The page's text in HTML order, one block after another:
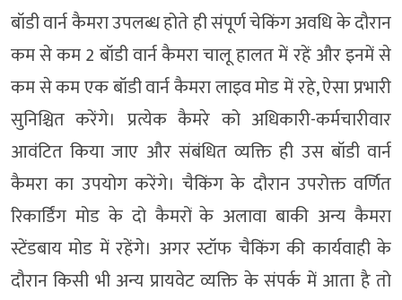
बॉडी वार्न कैमरा उपलब्ध होते ही संपूर्ण चेकिंग अवधि के दौरान
कम से कम 2 बॉडी वार्न कैमरा चालू हालत में रहें और इनमें से
कम से कम एक बॉडी वार्न कैमरा लाइव मोड में रहे, ऐसा प्रभारी
सुनिश्चित करेंगे। प्रत्येक कैमरे को अधिकारी-कर्मचारीवार
आवंटित किया जाए और संबंधित व्यक्ति ही उस बॉडी वार्न
कैमरा का उपयोग करेंगे। चैकिंग के दौरान उपरोक्त वर्णित
रिकार्डिंग मोड के दो कैमरों के अलावा बाकी अन्य कैमरा
स्टेंडबाय मोड में रहेंगे। अगर स्टॉफ चैकिंग की कार्यवाही के
दौरान किसी भी अन्य प्रायवेट व्यक्ति के संपर्क में आता है तो